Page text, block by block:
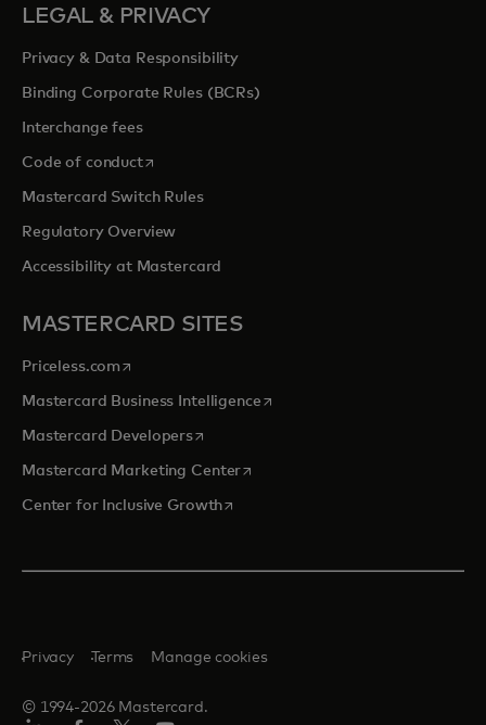
LEGAL & PRIVACY
Privacy & Data Responsibility
Binding Corporate Rules (BCRs)
Interchange fees
Code of conductopens in a new tab
Mastercard Switch Rules
Regulatory Overview
Accessibility at Mastercard
MASTERCARD SITES
Priceless.com opens in a new tab
Mastercard Business Intelligenceopens in a new tab
Mastercard Developersopens in a new tab
Mastercard Marketing Centeropens in a new tab
Center for Inclusive Growthopens in a new tab
© 1994-2026 Mastercard.
Privacy Terms Manage cookies